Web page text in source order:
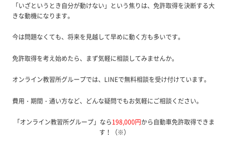
「いざというとき自分が動けない」という焦りは、免許取得を決断する大
きな動機になります。
今は問題なくても、将来を見越して早めに動く方も多いです。
免許取得を考え始めたら、まず気軽に相談してみませんか。
オンライン教習所グループでは、LINEで無料相談を受け付けています。
費用・期間・通い方など、どんな疑問でもお気軽にご相談ください。
「オンライン教習所グループ」なら198,000円から自動車免許取得できま
す！（※）